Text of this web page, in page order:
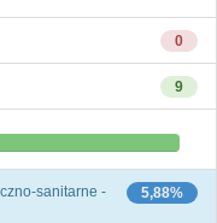
0
9
5,88%
sanitarne -